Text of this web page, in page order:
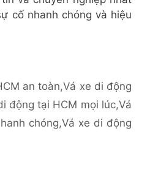
cố nhanh chóng và hiệu
an toàn,Vá xe di động
động tại HCM mọi lúc,Vá
chóng,Vá xe di động